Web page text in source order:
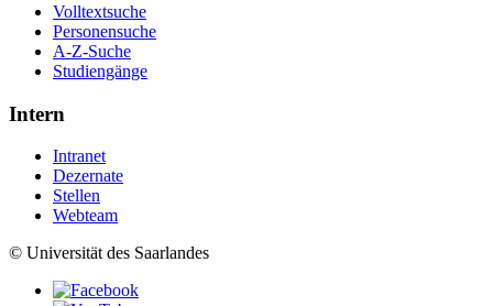
Volltextsuche
Personensuche
A-Z-Suche
Studiengänge
Intern
Intranet
Dezernate
Stellen
Webteam
© Universität des Saarlandes